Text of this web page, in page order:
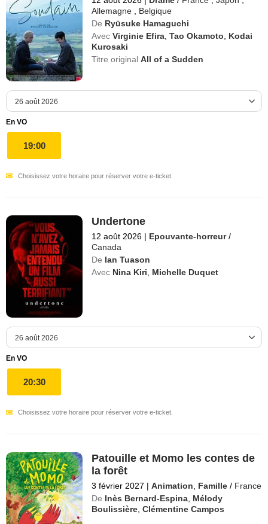
Allemagne
Belgique
De Ryūsuke Hamaguchi
Avec Virginie Efira ,Tao Okamoto
Kodai
Kurosaki
Titre originalAll of a Sudden
En VO
19:00
Choisissez votre horaire pour réserver votre e-ticket.
Undertone
12 août 2026 | Epouvante-horreur /
Canada
De Ian Tuason
Avec Nina Kiri Michelle Duquet
En VO
20:30
Choisissez votre horaire pour réserver votre e-ticket.
Patouille et Momo les contes de
la forêt
3 février 2027 | Animation Famille / France
De Inès Bernard-Espina Mélody
Boulissière ,Clémentine Campos